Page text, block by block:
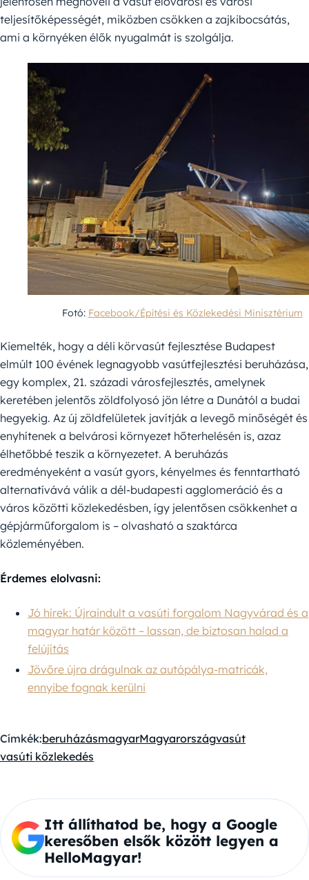
teljesítőképességét, miközben csökken a zajkibocsátás,
ami a környéken élők nyugalmát is szolgálja.
Fotó: Facebook/Építési és Közlekedési Minisztérium
Kiemelték, hogy a déli körvasút fejlesztése Budapest
elmúlt 100 évének legnagyobb vasútfejlesztési beruházása,
egy komplex, 21. századi városfejlesztés, amelynek
keretében jelentős zöldfolyosó jön létre a Dunától a budai
hegyekig. Az új zöldfelületek javítják a levegő minőségét és
enyhítenek a belvárosi környezet hőterhelésén is, azaz
élhetőbbé teszik a környezetet. A beruházás
eredményeként a vasút gyors, kényelmes és fenntartható
alternatívává válik a dél-budapesti agglomeráció és a
város közötti közlekedésben, így jelentősen csökkenhet a
gépjárműforgalom is – olvasható a szaktárca
közleményében.
Érdemes elolvasni:
Jó hírek: Újraindult a vasúti forgalom Nagyvárad és a
magyar határ között – lassan, de biztosan halad a
felújítás
Jövőre újra drágulnak az autópálya-matricák,
ennyibe fognak kerülni
Címkék:beruházásmagyarMagyarországvasút
vasúti közlekedés
Itt állíthatod be, hogy a Google
keresőben elsők között legyen a
HelloMagyar!